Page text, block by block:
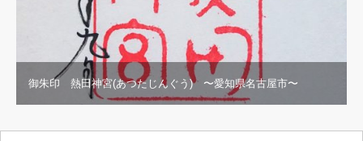
御朱印 熱田神宮(あつたじんぐう) 〜愛知県名古屋市〜